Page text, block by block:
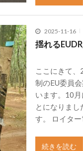
2025-11-16
揺れる
ここにきて
制のEU委員
います。10月
とになりまし
す。 ロイタ
続きを読む